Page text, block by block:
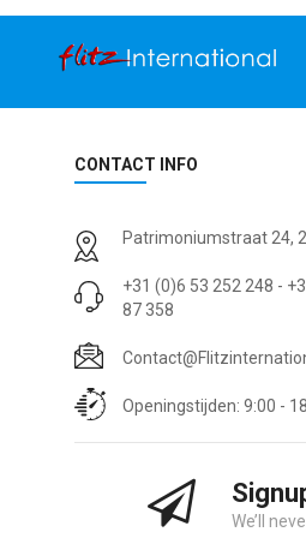
CONTACT INFO
Patrimoniumstraat 24,
+31 (0)6 53 252 248 -
87 358
Openingstijden: 9:00 -
We’ll